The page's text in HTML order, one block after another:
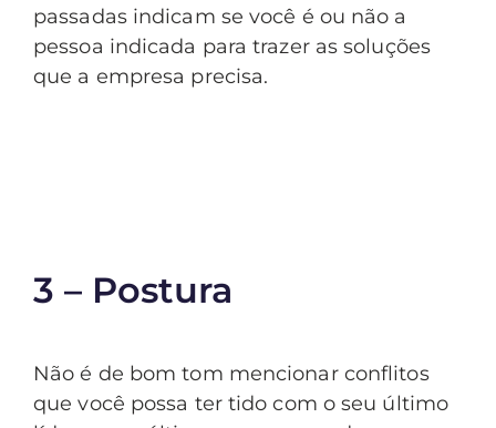
passadas indicam se você é ou não a
pessoa indicada para trazer as soluções
que a empresa precisa.
3 – Postura
Não é de bom tom mencionar conflitos
que você possa ter tido com o seu último